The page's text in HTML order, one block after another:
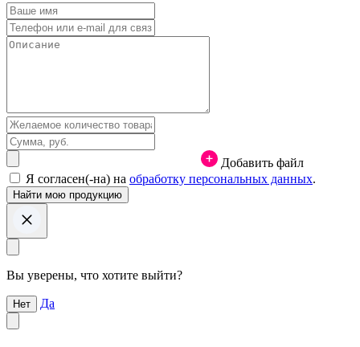
Добавить файл
Я согласен(-на) на обработку персональных данных.
Вы уверены, что хотите выйти?
Нет Да